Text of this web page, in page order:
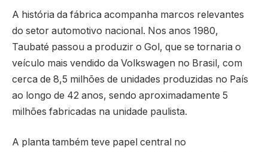
A história da fábrica acompanha marcos relevantes
do setor automotivo nacional. Nos anos 1980,
Taubaté passou a produzir o Gol, que se tornaria o
veículo mais vendido da Volkswagen no Brasil, com
cerca de 8,5 milhões de unidades produzidas no País
ao longo de 42 anos, sendo aproximadamente 5
milhões fabricadas na unidade paulista.
A planta também teve papel central no